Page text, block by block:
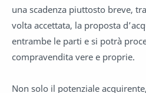
una scadenza piuttosto breve,
volta accettata, la proposta
entrambe le parti e si potrà
compravendita vere e proprie.
Non solo il potenziale